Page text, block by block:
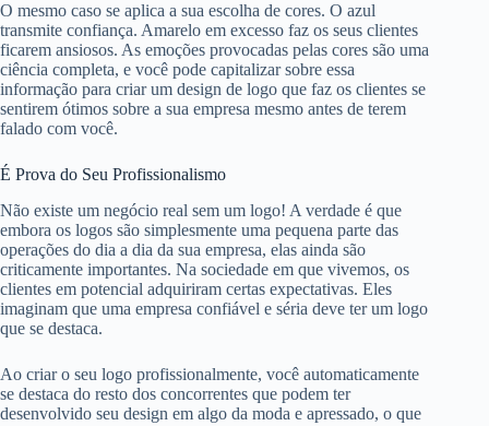
O mesmo caso se aplica a sua escolha de cores. O azul
transmite confiança. Amarelo em excesso faz os seus clientes
ficarem ansiosos. As emoções provocadas pelas cores são uma
ciência completa, e você pode capitalizar sobre essa
informação para criar um design de logo que faz os clientes se
sentirem ótimos sobre a sua empresa mesmo antes de terem
falado com você.
É Prova do Seu Profissionalismo
Não existe um negócio real sem um logo! A verdade é que
embora os logos são simplesmente uma pequena parte das
operações do dia a dia da sua empresa, elas ainda são
criticamente importantes. Na sociedade em que vivemos, os
clientes em potencial adquiriram certas expectativas. Eles
imaginam que uma empresa confiável e séria deve ter um logo
que se destaca.
Ao criar o seu logo profissionalmente, você automaticamente
se destaca do resto dos concorrentes que podem ter
desenvolvido seu design em algo da moda e apressado, o que